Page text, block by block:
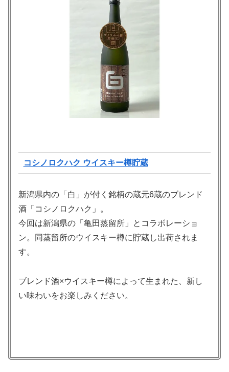
コシノロクハク ウイスキー樽貯蔵
新潟県内の「白」が付く銘柄の蔵元6蔵のブレンド
酒「コシノロクハク」。
今回は新潟県の「亀田蒸留所」とコラボレーショ
ン。同蒸留所のウイスキー樽に貯蔵し出荷されま
す。
ブレンド酒×ウイスキー樽によって生まれた、新し
い味わいをお楽しみください。